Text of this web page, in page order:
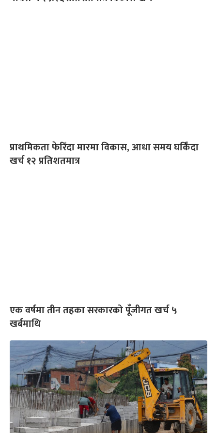
प्राथमिकता फेरिँदा मारमा विकास, आधा समय घर्किंदा
खर्च १२ प्रतिशतमात्र
एक वर्षमा तीन तहका सरकारको पूँजीगत खर्च ५
खर्बमाथि